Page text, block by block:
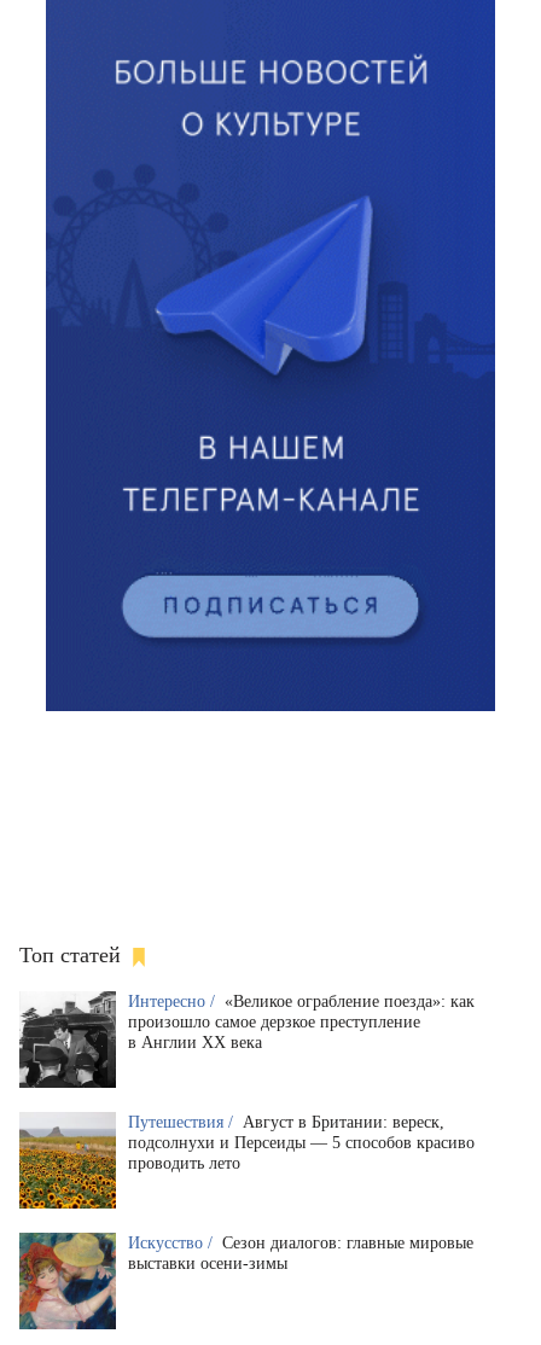
Топ статей
Интересно / «Великое ограбление поезда»: как
произошло самое дерзкое преступление
в Англии XX века
Путешествия / Август в Британии: вереск,
подсолнухи и Персеиды — 5 способов красиво
проводить лето
Искусство / Сезон диалогов: главные мировые
выставки осени-зимы